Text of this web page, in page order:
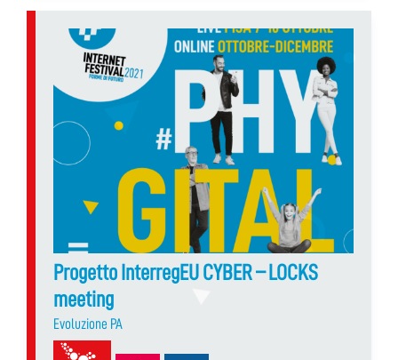
Progetto InterregEU CYBER – LOCKS
meeting
Evoluzione PA